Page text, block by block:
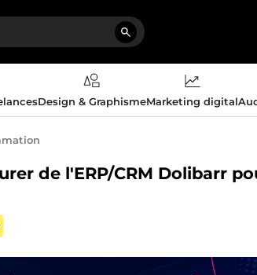
Design & GraphismeMarketing digital
de l'ERP/CRM Dolibarr